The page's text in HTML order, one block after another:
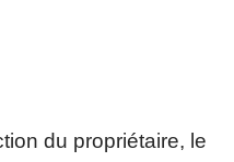
du propriétaire, le